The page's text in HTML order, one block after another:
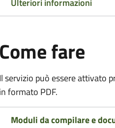
Ulteriori informazioni
Come fare
Il servizio può essere attivato
in formato PDF.
Moduli da compilare e